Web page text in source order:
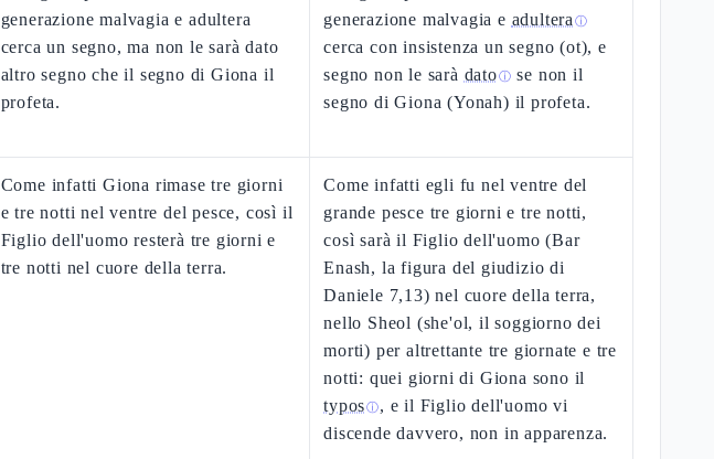
generazione malvagia e adultera
cerca un segno, ma non le sarà dato
altro segno che il segno di Giona il
profeta.
generazione malvagia e adultera ⓘ
cerca con insistenza un segno (ot), e
segno non le sarà datoⓘ se non il
segno di Giona (Yonah) il profeta.
Come infatti Giona rimase tre giorni
e tre notti nel ventre del pesce, così il
Figlio dell'uomo resterà tre giorni e
tre notti nel cuore della terra.
Come infatti egli fu nel ventre del
grande pesce tre giorni e tre notti,
così sarà il Figlio dell'uomo (Bar
Enash, la figura del giudizio di
Daniele 7,13) nel cuore della terra,
nello Sheol (she'ol, il soggiorno dei
morti) per altrettante tre giornate e tre
notti: quei giorni di Giona sono il
typosⓘ, e il Figlio dell'uomo vi
discende davvero, non in apparenza.